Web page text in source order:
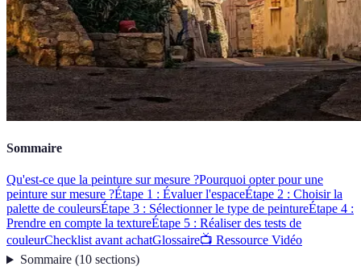
Sommaire
Qu'est-ce que la peinture sur mesure ?Pourquoi opter pour une
peinture sur mesure ?Étape 1 : Évaluer l'espaceÉtape 2 : Choisir la
palette de couleursÉtape 3 : Sélectionner le type de peintureÉtape 4 :
Prendre en compte la textureÉtape 5 : Réaliser des tests de
couleurChecklist avant achatGlossaire📺 Ressource Vidéo
Sommaire(10 sections)